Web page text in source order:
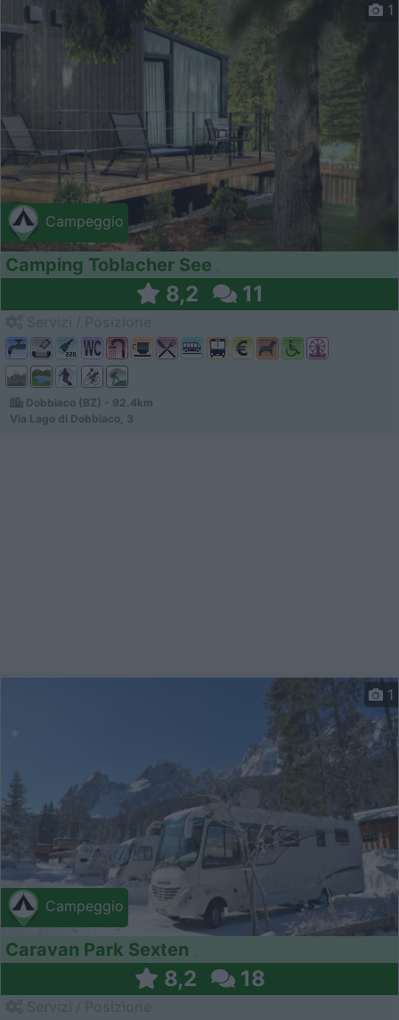
Campeggio
1
Camping Toblacher See
8,2 11
Dobbiaco (BZ) - 92.4km
Via Lago di Dobbiaco, 3
Campeggio
1
Caravan Park Sexten
8,2 18